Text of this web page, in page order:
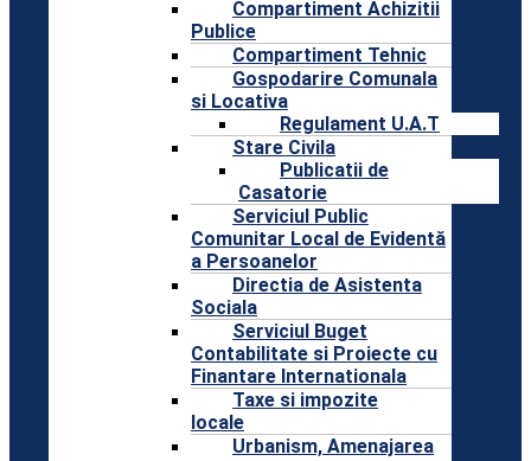
Compartiment Achizitii
Publice
Compartiment Tehnic
Gospodarire Comunala
si Locativa
Regulament U.A.T
Stare Civila
Publicatii de
Casatorie
Serviciul Public
Comunitar Local de Evidentă
a Persoanelor
Directia de Asistenta
Sociala
Serviciul Buget
Contabilitate si Proiecte cu
Finantare Internationala
Taxe si impozite
locale
Urbanism, Amenajarea